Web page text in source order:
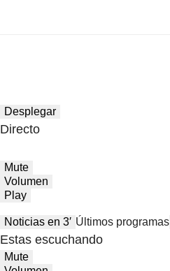
Desplegar
Directo
Mute
Volumen
Play
Noticias en 3′ Últimos programas
Estas escuchando
Mute